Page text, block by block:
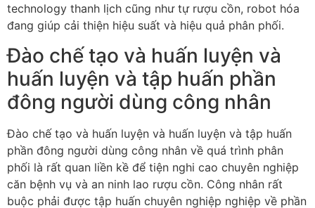
technology thanh lịch cũng như tự rượu cồn, robot hóa
đang giúp cải thiện hiệu suất và hiệu quả phân phối.
Đào chế tạo và huấn luyện và
huấn luyện và tập huấn phần
đông người dùng công nhân
Đào chế tạo và huấn luyện và huấn luyện và tập huấn
phần đông người dùng công nhân về quá trình phân
phối là rất quan liền kề để tiện nghi cao chuyên nghiệp
căn bệnh vụ và an ninh lao rượu cồn. Công nhân rất
buộc phải được tập huấn chuyên nghiệp nghiệp về phần